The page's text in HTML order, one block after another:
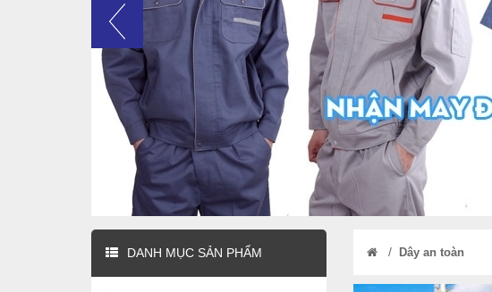
DANH MỤC SẢN PHẨM / Dây an toàn